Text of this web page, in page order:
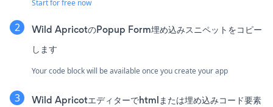
Start for free now
Wild ApricotのPopup Form埋め込みスニペットをコピー
します
Your code block will be available once you create your app
Wild Apricotエディターでhtmlまたは埋め込みコード要素